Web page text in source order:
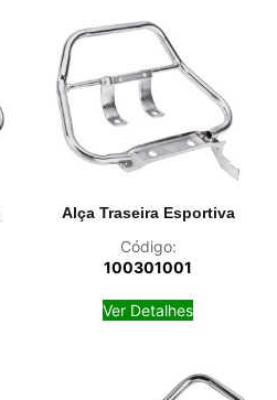
Alça Traseira Esportiva
Código:
100301001
Ver Detalhes